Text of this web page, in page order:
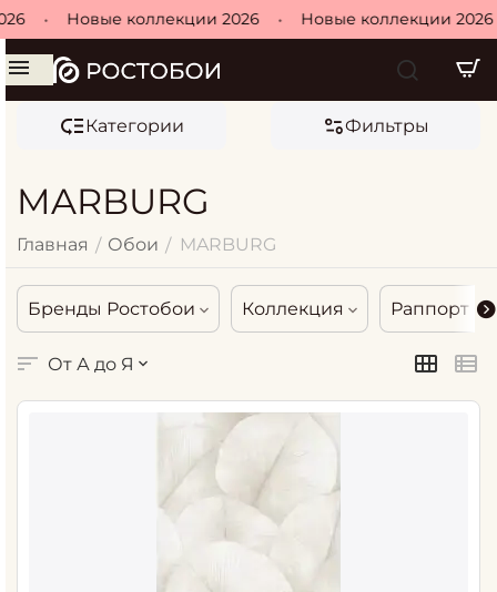
• Новые коллекции 2026 • Новые коллекции 2026 •
Категории Фильтры
MARBURG
Главная / Обои / MARBURG
Бренды Ростобои Коллекция Раппорт
От А до Я